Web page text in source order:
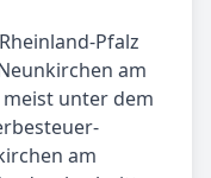
Pfalz
am
unter dem
am